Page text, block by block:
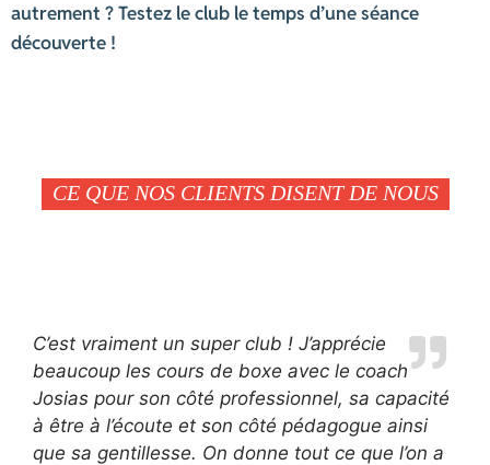
autrement ? Testez le club le temps d’une séance
découverte !
CE QUE NOS CLIENTS DISENT DE NOUS
C’est vraiment un super club ! J’apprécie
beaucoup les cours de boxe avec le coach
Josias pour son côté professionnel, sa capacité
à être à l’écoute et son côté pédagogue ainsi
que sa gentillesse. On donne tout ce que l’on a